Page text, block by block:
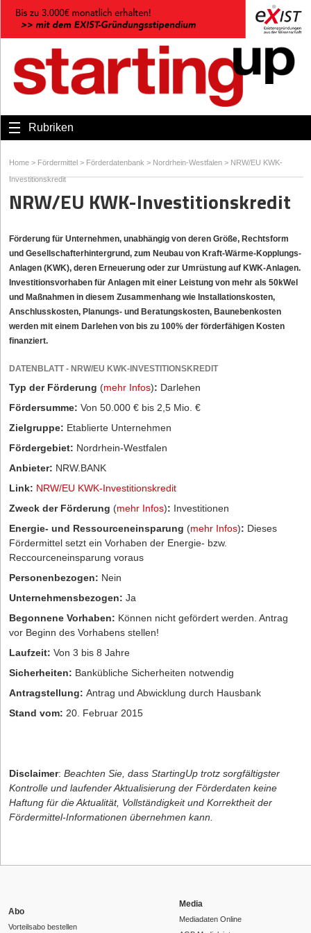
Rubriken
Home > Fördermittel > Förderdatenbank > Nordrhein-Westfalen > NRW/EU KWK-
Investitionskredit
NRW/EU KWK-Investitionskredit
Förderung für Unternehmen, unabhängig von deren Größe, Rechtsform
und Gesellschafterhintergrund, zum Neubau von Kraft-Wärme-Kopplungs-
Anlagen (KWK), deren Erneuerung oder zur Umrüstung auf KWK-Anlagen.
Investitionsvorhaben für Anlagen mit einer Leistung von mehr als 50kWel
und Maßnahmen in diesem Zusammenhang wie Installationskosten,
Anschlusskosten, Planungs- und Beratungskosten, Baunebenkosten
werden mit einem Darlehen von bis zu 100% der förderfähigen Kosten
finanziert.
DATENBLATT - NRW/EU KWK-INVESTITIONSKREDIT
Typ der Förderung (mehr Infos): Darlehen
Fördersumme: Von 50.000 € bis 2,5 Mio. €
Zielgruppe: Etablierte Unternehmen
Fördergebiet: Nordrhein-Westfalen
Anbieter: NRW.BANK
Link: NRW/EU KWK-Investitionskredit
Zweck der Förderung (mehr Infos): Investitionen
Energie- und Ressourceneinsparung (mehr Infos): Dieses
Fördermittel setzt ein Vorhaben der Energie- bzw.
Reccourceneinsparung voraus
Personenbezogen: Nein
Unternehmensbezogen: Ja
Begonnene Vorhaben: Können nicht gefördert werden. Antrag
vor Beginn des Vorhabens stellen!
Laufzeit: Von 3 bis 8 Jahre
Sicherheiten: Bankübliche Sicherheiten notwendig
Antragstellung: Antrag und Abwicklung durch Hausbank
Stand vom: 20. Februar 2015
Disclaimer: Beachten Sie, dass StartingUp trotz sorgfältigster
Kontrolle und laufender Aktualisierung der Förderdaten keine
Haftung für die Aktualität, Vollständigkeit und Korrektheit der
Fördermittel-Informationen übernehmen kann.
Abo
Vorteilsabo bestellen
Media
Mediadaten Online